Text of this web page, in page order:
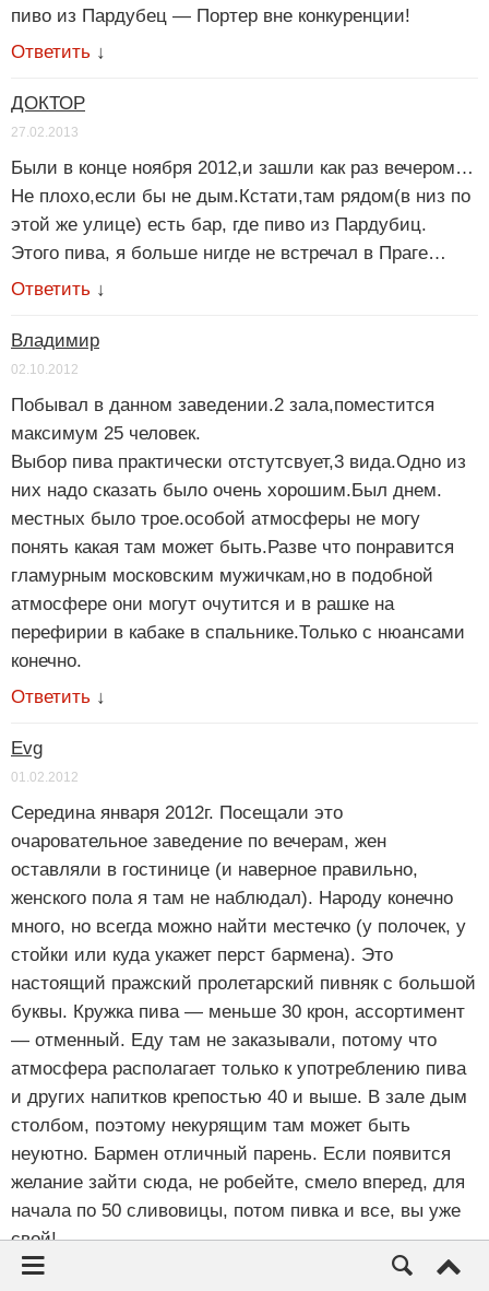
пиво из Пардубец — Портер вне конкуренции!
Ответить ↓
ДОКТОР
27.02.2013
Были в конце ноября 2012,и зашли как раз вечером…
Не плохо,если бы не дым.Кстати,там рядом(в низ по
этой же улице) есть бар, где пиво из Пардубиц.
Этого пива, я больше нигде не встречал в Праге…
Ответить ↓
Владимир
02.10.2012
Побывал в данном заведении.2 зала,поместится
максимум 25 человек.
Выбор пива практически отстутсвует,3 вида.Одно из
них надо сказать было очень хорошим.Был днем.
местных было трое.особой атмосферы не могу
понять какая там может быть.Разве что понравится
гламурным московским мужичкам,но в подобной
атмосфере они могут очутится и в рашке на
перефирии в кабаке в спальнике.Только с нюансами
конечно.
Ответить ↓
Evg
01.02.2012
Середина января 2012г. Посещали это
очаровательное заведение по вечерам, жен
оставляли в гостинице (и наверное правильно,
женского пола я там не наблюдал). Народу конечно
много, но всегда можно найти местечко (у полочек, у
стойки или куда укажет перст бармена). Это
настоящий пражский пролетарский пивняк с большой
буквы. Кружка пива — меньше 30 крон, ассортимент
— отменный. Еду там не заказывали, потому что
атмосфера располагает только к употреблению пива
и других напитков крепостью 40 и выше. В зале дым
столбом, поэтому некурящим там может быть
неуютно. Бармен отличный парень. Если появится
желание зайти сюда, не робейте, смело вперед, для
начала по 50 сливовицы, потом пивка и все, вы уже
свой!
Очень жаль, что у нас нет таких заведений в